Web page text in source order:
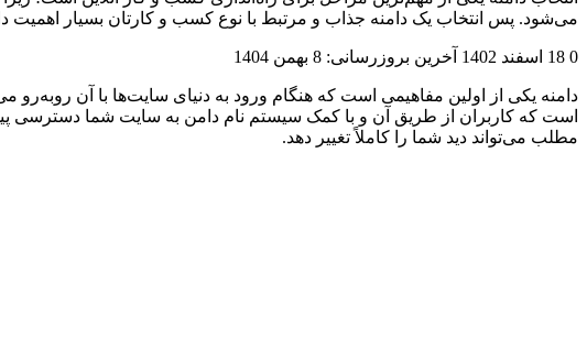
می‌شود. پس انتخاب یک دامنه جذاب و مرتبط با نوع کسب و کارتان بسیار اهمیت
0 18 اسفند 1402 آخرین بروزرسانی: 8 بهمن 1404
دامنه یکی از اولین مفاهیمی است که هنگام ورود به دنیای سایت‌ها با آن روبه‌رو
است که کاربران از طریق آن و با کمک سیستم نام دامن به سایت شما دسترسی
مطلب می‌تواند دید شما را کاملاً تغییر دهد.